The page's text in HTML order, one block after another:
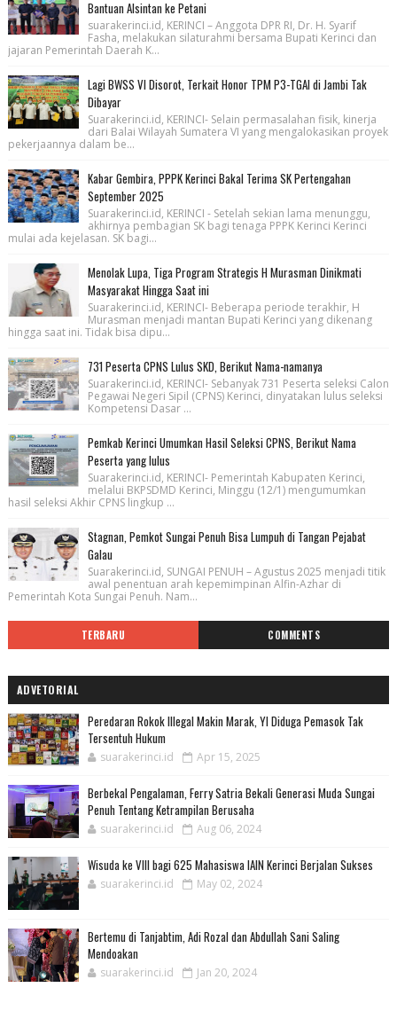
Bantuan Alsintan ke Petani
suarakerinci.id, KERINCI – Anggota DPR RI, Dr. H. Syarif
Fasha, melakukan silaturahmi bersama Bupati Kerinci dan
jajaran Pemerintah Daerah K...
Lagi BWSS VI Disorot, Terkait Honor TPM P3-TGAI di Jambi Tak
Dibayar
Suarakerinci.id, KERINCI- Selain permasalahan fisik, kinerja
dari Balai Wilayah Sumatera VI yang mengalokasikan proyek
pekerjaannya dalam be...
Kabar Gembira, PPPK Kerinci Bakal Terima SK Pertengahan
September 2025
Suarakerinci.id, KERINCI - Setelah sekian lama menunggu,
akhirnya pembagian SK bagi tenaga PPPK Kerinci Kerinci
mulai ada kejelasan. SK bagi...
Menolak Lupa, Tiga Program Strategis H Murasman Dinikmati
Masyarakat Hingga Saat ini
Suarakerinci.id, KERINCI- Beberapa periode terakhir, H
Murasman menjadi mantan Bupati Kerinci yang dikenang
hingga saat ini. Tidak bisa dipu...
731 Peserta CPNS Lulus SKD, Berikut Nama-namanya
Suarakerinci.id, KERINCI- Sebanyak 731 Peserta seleksi Calon
Pegawai Negeri Sipil (CPNS) Kerinci, dinyatakan lulus seleksi
Kompetensi Dasar ...
Pemkab Kerinci Umumkan Hasil Seleksi CPNS, Berikut Nama
Peserta yang lulus
Suarakerinci.id, KERINCI- Pemerintah Kabupaten Kerinci,
melalui BKPSDMD Kerinci, Minggu (12/1) mengumumkan
hasil seleksi Akhir CPNS lingkup ...
Stagnan, Pemkot Sungai Penuh Bisa Lumpuh di Tangan Pejabat
Galau
Suarakerinci.id, SUNGAI PENUH – Agustus 2025 menjadi titik
awal penentuan arah kepemimpinan Alfin-Azhar di
Pemerintah Kota Sungai Penuh. Nam...
TERBARU COMMENTS
ADVETORIAL
Peredaran Rokok Illegal Makin Marak, YI Diduga Pemasok Tak
Tersentuh Hukum
suarakerinci.id Apr 15, 2025
Berbekal Pengalaman, Ferry Satria Bekali Generasi Muda Sungai
Penuh Tentang Ketrampilan Berusaha
suarakerinci.id Aug 06, 2024
Wisuda ke VIII bagi 625 Mahasiswa IAIN Kerinci Berjalan Sukses
suarakerinci.id May 02, 2024
Bertemu di Tanjabtim, Adi Rozal dan Abdullah Sani Saling
Mendoakan
suarakerinci.id Jan 20, 2024